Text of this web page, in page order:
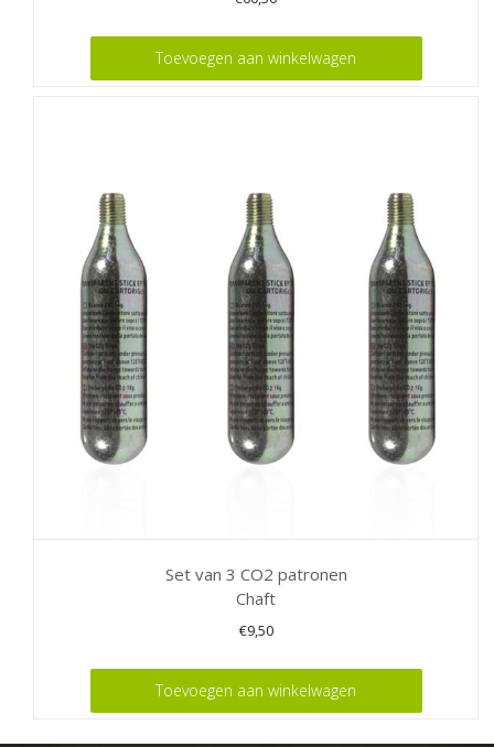
Toevoegen aan winkelwagen
Set van 3 CO2 patronen
Chaft
€9,50
Toevoegen aan winkelwagen